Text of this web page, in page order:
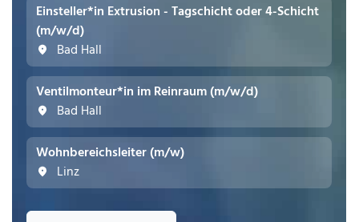
Einsteller*in Extrusion - Tagschicht oder 4-Schicht
(m/w/d)
Bad Hall
Ventilmonteur*in im Reinraum (m/w/d)
Bad Hall
Wohnbereichsleiter (m/w)
Linz